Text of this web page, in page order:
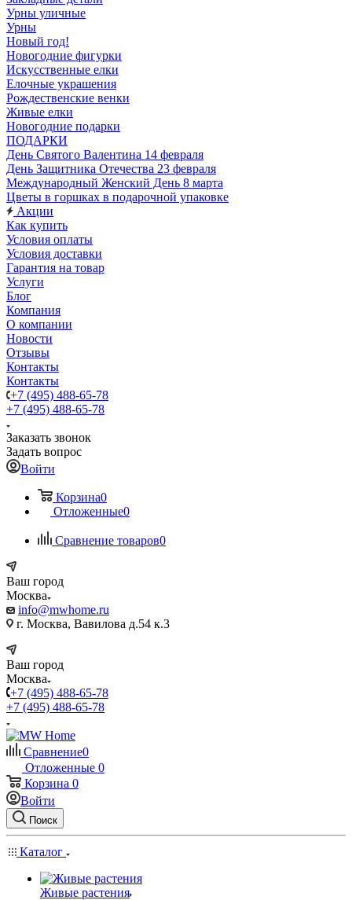
Урны уличные
Урны
Новый год!
Новогодние фигурки
Искусственные елки
Елочные украшения
Рождественские венки
Живые елки
Новогодние подарки
ПОДАРКИ
День Святого Валентина 14 февраля
День Защитника Отечества 23 февраля
Международный Женский День 8 марта
Цветы в горшках в подарочной упаковке
Акции
Как купить
Условия оплаты
Условия доставки
Гарантия на товар
Услуги
Блог
Компания
О компании
Новости
Отзывы
Контакты
Контакты
+7 (495) 488-65-78
+7 (495) 488-65-78
Заказать звонок
Задать вопрос
Войти
Корзина0
Отложенные0
Сравнение товаров0
Ваш город
Москва
info@mwhome.ru
г. Москва, Вавилова д.54 к.3
Ваш город
Москва
+7 (495) 488-65-78
+7 (495) 488-65-78
Сравнение0
Отложенные 0
Корзина 0
Войти
Поиск
Каталог
Живые растения